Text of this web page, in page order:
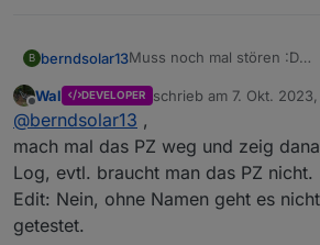
B berndsolar13Muss noch mal stören :D
Entität im Sonoff Adapter
Bedeutet, es schreibt jetzt
alt =
durch den Zusatz "PZ"
nun
neu =
Kann man die alten Werte
neuen Namen ?
Offline
Wal DEVELOPER schrieb am 7. Okt.
zuletzt editiert von Wal
@berndsolar13 ,
mach mal das PZ weg und zeig
Log, evtl. braucht man das PZ nicht.
Edit: Nein, ohne Namen geht es
getestet.